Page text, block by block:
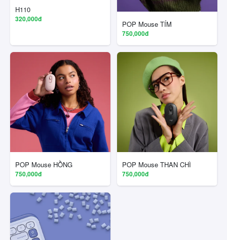
H110
320,000đ
POP Mouse TÍM
750,000đ
POP Mouse HỒNG
750,000đ
POP Mouse THAN CHÌ
750,000đ